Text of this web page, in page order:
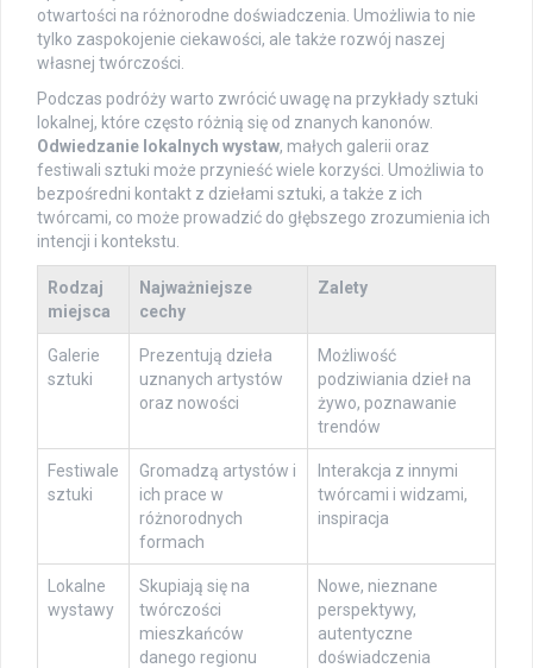
otwartości na różnorodne doświadczenia. Umożliwia to nie
tylko zaspokojenie ciekawości, ale także rozwój naszej
własnej twórczości.
Podczas podróży warto zwrócić uwagę na przykłady sztuki
lokalnej, które często różnią się od znanych kanonów.
Odwiedzanie lokalnych wystaw, małych galerii oraz
festiwali sztuki może przynieść wiele korzyści. Umożliwia to
bezpośredni kontakt z dziełami sztuki, a także z ich
twórcami, co może prowadzić do głębszego zrozumienia ich
intencji i kontekstu.
Rodzaj
miejsca
Najważniejsze
cechy
Zalety
Galerie
sztuki
Prezentują dzieła
uznanych artystów
oraz nowości
Możliwość
podziwiania dzieł na
żywo, poznawanie
trendów
Festiwale
sztuki
Gromadzą artystów i
ich prace w
różnorodnych
formach
Interakcja z innymi
twórcami i widzami,
inspiracja
Lokalne
wystawy
Skupiają się na
twórczości
mieszkańców
danego regionu
Nowe, nieznane
perspektywy,
autentyczne
doświadczenia